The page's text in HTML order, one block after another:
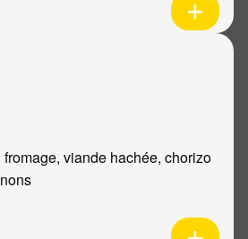
viande hachée, chorizo